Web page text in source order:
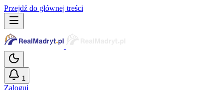
Przejdź do głównej treści
1
Zaloguj